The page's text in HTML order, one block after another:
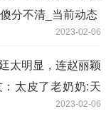
分不清_当前动态
2023-02-06
太明显，连赵丽颖
太皮了老奶奶:天
2023-02-06